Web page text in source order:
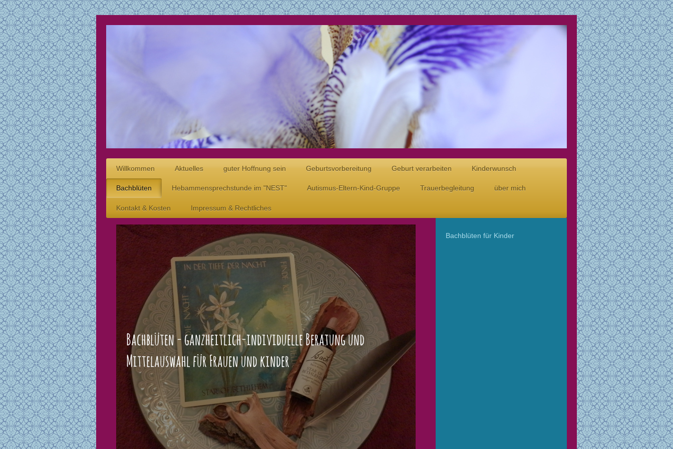
Willkommen Aktuelles guter Hoffnung sein Geburtsvorbereitung Geburt verarbeiten Kinderwunsch
Bachblüten Hebammensprechstunde im "NEST" Autismus-Eltern-Kind-Gruppe Trauerbegleitung über mich
Kontakt & Kosten Impressum & Rechtliches
Bachblüten - ganzheitlich-individuelle Beratung und
Mittelauswahl für Frauen und kinder
Bachblüten für Kinder